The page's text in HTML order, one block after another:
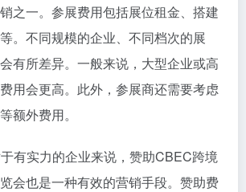
之一。参展费用包括展位租金、搭建
。不同规模的企业、不同档次的展
有所差异。一般来说，大型企业或高
用会更高。此外，参展商还需要考虑
额外费用。
有实力的企业来说，赞助CBEC跨境
会也是一种有效的营销手段。赞助费